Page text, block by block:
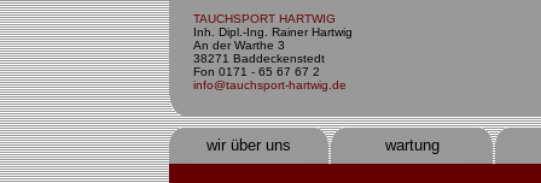
TAUCHSPORT HARTWIG
Inh. Dipl.-Ing. Rainer Hartwig
An der Warthe 3
38271 Baddeckenstedt
Fon 0171 - 65 67 67 2
info@tauchsport-hartwig.de
wir über uns wartung